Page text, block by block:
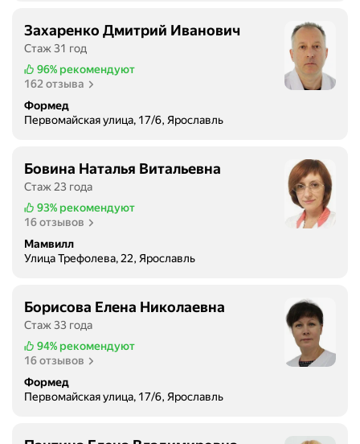
Захаренко Дмитрий Иванович
Стаж 31 год
96% рекомендуют
162 отзыва
Формед
Первомайская улица, 17/6, Ярославль
Бовина Наталья Витальевна
Стаж 23 года
93% рекомендуют
16 отзывов
Мамвилл
Улица Трефолева, 22, Ярославль
Борисова Елена Николаевна
Стаж 33 года
94% рекомендуют
16 отзывов
Формед
Первомайская улица, 17/6, Ярославль